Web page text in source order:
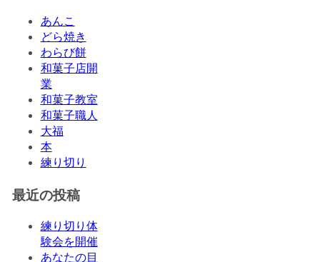
あんこ
どら焼き
わらび餅
和菓子店開
業
和菓子教室
和菓子職人
大福
本
練り切り
最近の投稿
練り切り体
験会を開催
あなたの目